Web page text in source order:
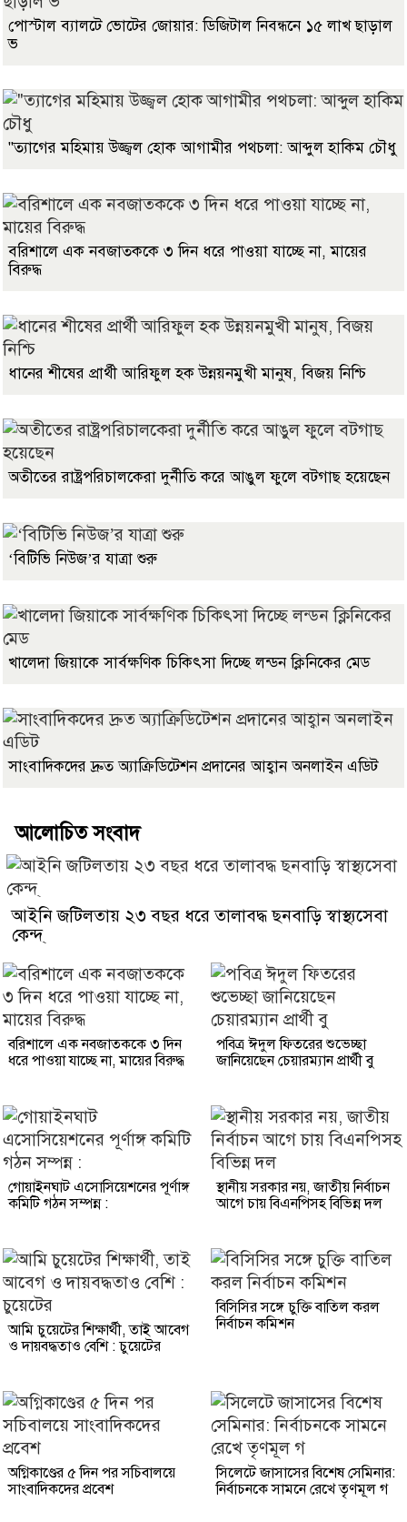
পোস্টাল ব্যালটে ভোটের জোয়ার: ডিজিটাল নিবন্ধনে ১৫ লাখ ছাড়াল
ভ
"ত্যাগের মহিমায় উজ্জ্বল হোক আগামীর পথচলা: আব্দুল হাকিম চৌধু
বরিশালে এক নবজাতককে ৩ দিন ধরে পাওয়া যাচ্ছে না, মায়ের
বিরুদ্ধ
ধানের শীষের প্রার্থী আরিফুল হক উন্নয়নমুখী মানুষ, বিজয় নিশ্চি
অতীতের রাষ্ট্রপরিচালকেরা দুর্নীতি করে আঙুল ফুলে বটগাছ হয়েছেন
‘বিটিভি নিউজ’র যাত্রা শুরু
খালেদা জিয়াকে সার্বক্ষণিক চিকিৎসা দিচ্ছে লন্ডন ক্লিনিকের মেড
সাংবাদিকদের দ্রুত অ্যাক্রিডিটেশন প্রদানের আহ্বান অনলাইন এডিট
আলোচিত সংবাদ
আইনি জটিলতায় ২৩ বছর ধরে তালাবদ্ধ ছনবাড়ি স্বাস্থ্যসেবা
কেন্দ্
বরিশালে এক নবজাতককে ৩ দিন
ধরে পাওয়া যাচ্ছে না, মায়ের বিরুদ্ধ
পবিত্র ঈদুল ফিতরের শুভেচ্ছা
জানিয়েছেন চেয়ারম্যান প্রার্থী বু
গোয়াইনঘাট এসোসিয়েশনের পূর্ণাঙ্গ
কমিটি গঠন সম্পন্ন :
স্থানীয় সরকার নয়, জাতীয় নির্বাচন
আগে চায় বিএনপিসহ বিভিন্ন দল
আমি চুয়েটের শিক্ষার্থী, তাই আবেগ
ও দায়বদ্ধতাও বেশি : চুয়েটের
বিসিসির সঙ্গে চুক্তি বাতিল করল
নির্বাচন কমিশন
অগ্নিকাণ্ডের ৫ দিন পর সচিবালয়ে
সাংবাদিকদের প্রবেশ
সিলেটে জাসাসের বিশেষ সেমিনার:
নির্বাচনকে সামনে রেখে তৃণমূল গ